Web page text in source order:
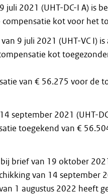
juli 2021 (UHT-DC-I A) is
kot voor het
9 juli 2021 (UHT-VC I)
kot
van € 56.275 voor de
september 2021 (UHT-
toegekend van €
brief van 19 oktober
van 14 september
1 augustus 2022 heeft